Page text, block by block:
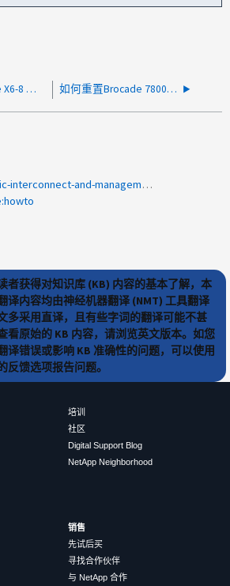
如何在 Brocade X6-8 和 X6-4 Director 类交换机上重置密码 如何重置Brocade 7800交换机的根密码
product-categories:fabric-interconnect-and-management-switches
者获得对知识库 (KB) 内容的基本了解，本
译内容均由神经机器翻译 (NMT) 工具翻译
多采用直译，且有些字词的翻译可能不甚
看原始的 KB 内容，请浏览英文版本。如您
译错误或影响 KB 准确性的问题，可以使用
反馈选项报告问题。
培训
社区
Digital Support Blog
NetApp Neighborhood
销售
先试后买
寻找合作伙伴
与 NetApp 合作